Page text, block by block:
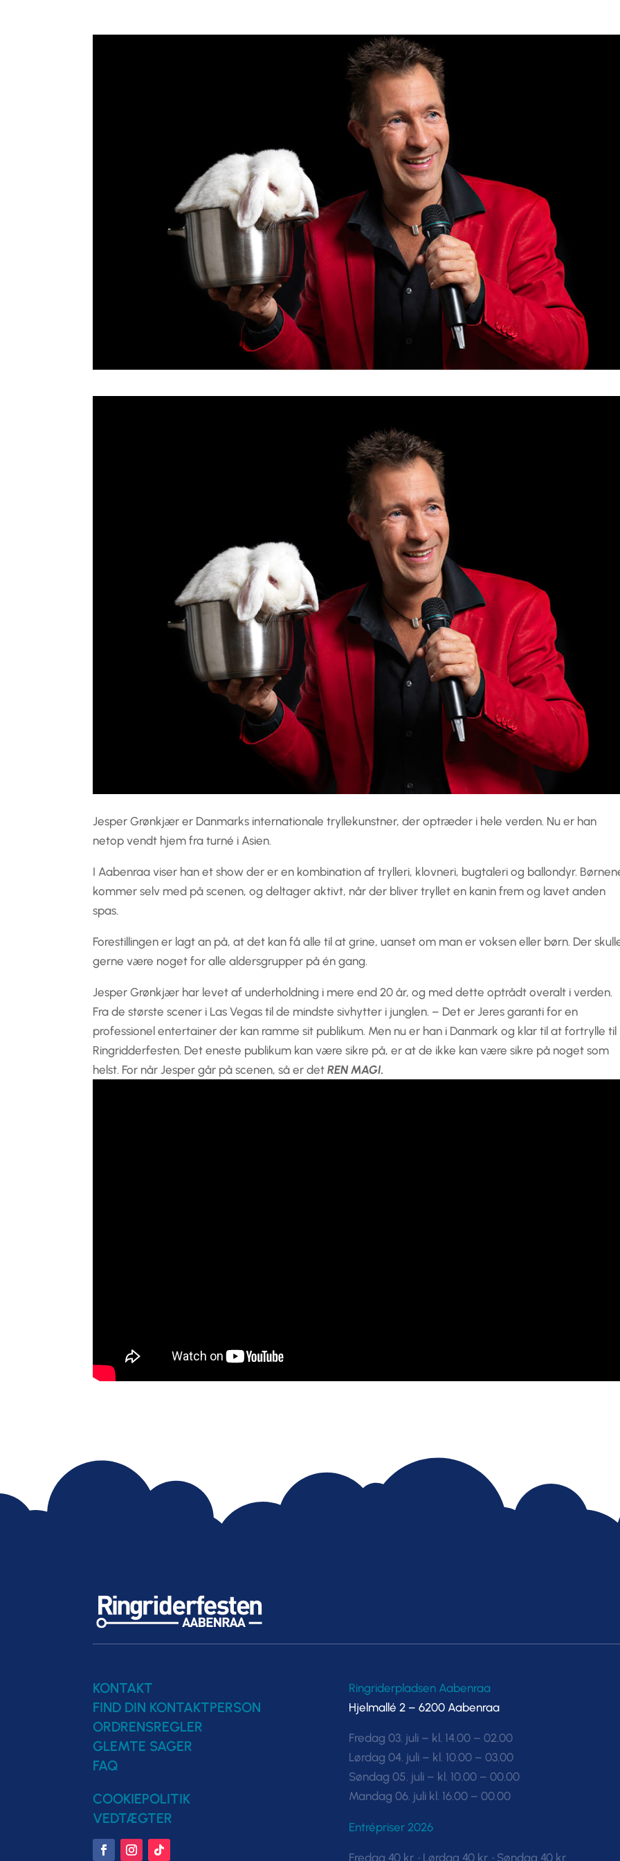
Jesper Grønkjær er Danmarks internationale tryllekunstner, der optræder i hele verden. Nu er han
netop vendt hjem fra turné i Asien.
I Aabenraa viser han et show der er en kombination af trylleri, klovneri, bugtaleri og ballondyr.
kommer selv med på scenen, og deltager aktivt, når der bliver tryllet en kanin frem og lavet anden
spas.
Forestillingen er lagt an på, at det kan få alle til at grine, uanset om man er voksen eller børn. Der
gerne være noget for alle aldersgrupper på én gang.
Jesper Grønkjær har levet af underholdning i mere end 20 år, og med dette optrådt overalt i verden.
Fra de største scener i Las Vegas til de mindste sivhytter i junglen. – Det er Jeres garanti for en
professionel entertainer der kan ramme sit publikum. Men nu er han i Danmark og klar til at fortrylle til
Ringridderfesten. Det eneste publikum kan være sikre på, er at de ikke kan være sikre på noget som
helst. For når Jesper går på scenen, så er detREN MAGI.
KONTAKT
FIND DIN KONTAKTPERSON
ORDRENSREGLER
GLEMTE SAGER
FAQ
COOKIEPOLITIK
VEDTÆGTER
Ringriderpladsen Aabenraa
Hjelmallé 2 – 6200 Aabenraa
Fredag 03. juli – kl. 14.00 – 02.00
Lørdag 04. juli – kl. 10.00 – 03.00
Søndag 05. juli – kl. 10.00 – 00.00
Mandag 06. juli kl. 16.00 – 00.00
Entrépriser 2026
Fredag 40 kr. • Lørdag 40 kr. • Søndag 40 kr.